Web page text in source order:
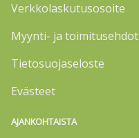
Verkkolaskutusosoite
Myynti- ja toimitusehdot
Tietosuojaseloste
Evästeet
AJANKOHTAISTA